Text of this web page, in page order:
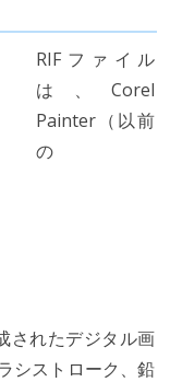
RIFファイル
は、Corel
Painter（以前
の
されたデジタル画
シストローク、鉛